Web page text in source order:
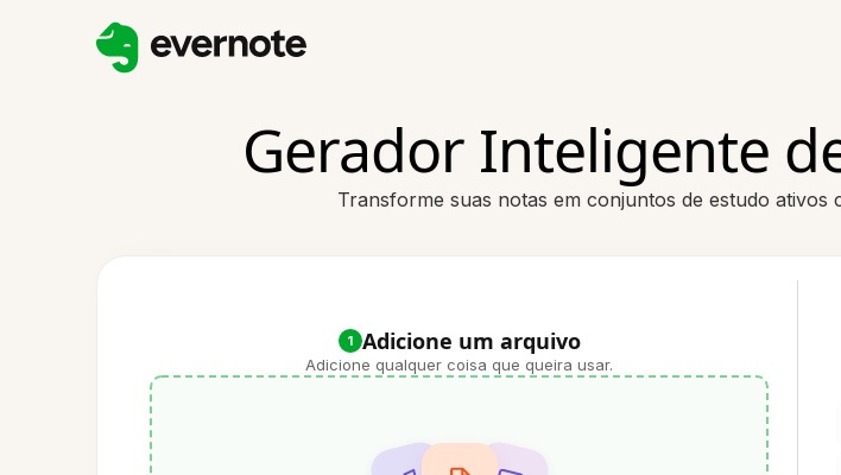
Gerador Inteligente
Transforme suas notas em conjuntos de estudo
1 Adicione um arquivo
Adicione qualquer coisa que queira usar.